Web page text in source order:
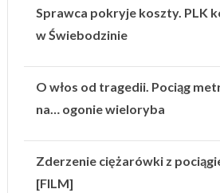
Sprawca pokryje koszty. PLK
w Świebodzinie
O włos od tragedii. Pociąg
na… ogonie wieloryba
Zderzenie ciężarówki z
[FILM]